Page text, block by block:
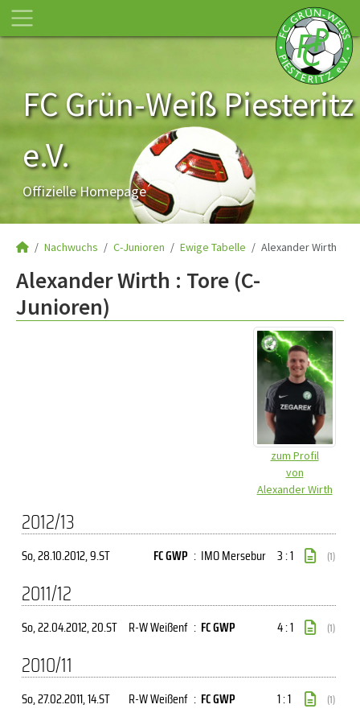
FC Grün-Weiß Piesteritz
e.V.
Offizielle Homepage
Nachwuchs C-Junioren Ewige Tabelle Alexander Wirth
Alexander Wirth : Tore (C-
Junioren)
zum Profil
von
Alexander Wirth
2012/13
So, 28.10.2012, 9.ST FC GWP : IMO Mersebur 3 : 1 (1)
2011/12
So, 22.04.2012, 20.ST R-W Weißenf : FC GWP 4 : 1 (1)
2010/11
So, 27.02.2011, 14.ST R-W Weißenf : FC GWP 1 : 1 (1)